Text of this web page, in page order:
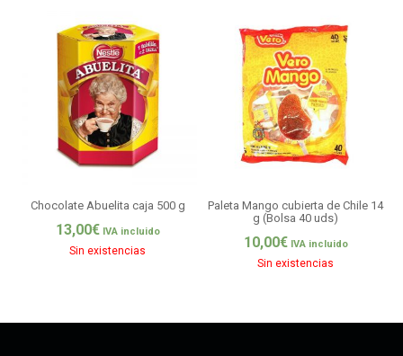
Chocolate Abuelita caja 500 g
13,00€ IVA incluido
Sin existencias
Paleta Mango cubierta de Chile 14
g (Bolsa 40 uds)
10,00€ IVA incluido
Sin existencias